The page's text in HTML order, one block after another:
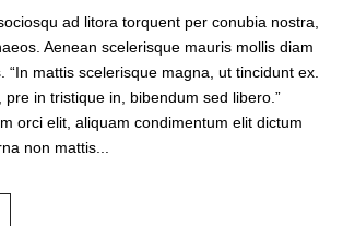
ad litora torquent per conubia nostra,
Aenean scelerisque mauris mollis diam
“In mattis scelerisque magna, ut tincidunt ex.
in tristique in, bibendum sed libero.”
orci elit, aliquam condimentum elit dictum
non mattis...